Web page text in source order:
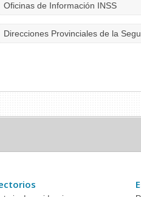
Oficinas de Información INSS
Direcciones Provinciales de la